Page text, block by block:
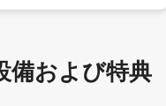
備⁠および特⁠典